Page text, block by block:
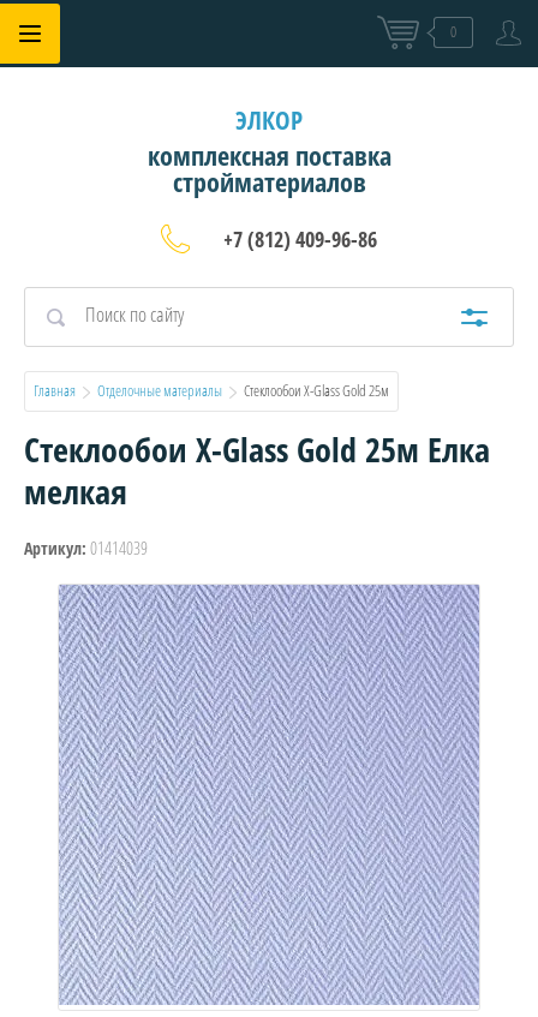
0
ЭЛКОР
комплексная поставка
стройматериалов
+7 (812) 409-96-86
Главная Отделочные материалы
  Стеклообои X-Glass Gold 25м
Стеклообои X-Glass Gold 25м Елка
мелкая
Артикул: 01414039